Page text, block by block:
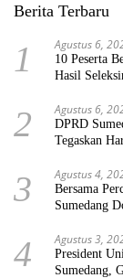
Berita Terbaru
1 Agustus 6,
10 Peserta
Hasil
2 Agustus 6,
DPRD
Tegaskan
3 Agustus 4,
Bersama
Sumedang
4 Agustus 3,
President
Sumedang,